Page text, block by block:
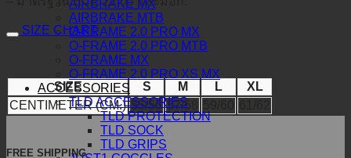
AIRBRAKE MX
AIRBRAKE MTB
O-FRAME 2.0 PRO MX
O-FRAME 2.0 PRO MTB
O-FRAME MX
O-FRAME 2.0 PRO XS MX
ACCESSORIES
TLD ACCESSORIES
TLD PROTECTION
TLD SOCK
TLD GRIPS
SIZE CHART
SIZE S M L
XL
CENTIMETER (CM.) 55/56 57/58
FREE SHIPPING